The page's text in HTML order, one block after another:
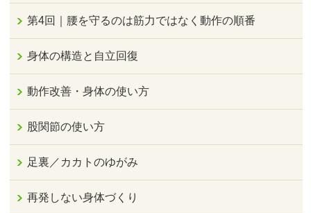
第4回｜腰を守るのは筋力ではなく動作の順番
身体の構造と自立回復
動作改善・身体の使い方
股関節の使い方
足裏／カカトのゆがみ
再発しない身体づくり